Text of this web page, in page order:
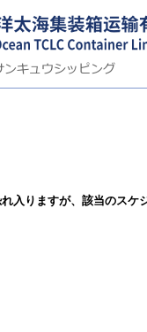
入りますが、該当のスケ